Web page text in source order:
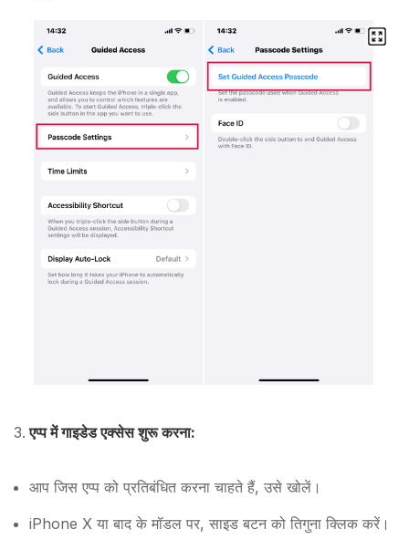
एप्प में गाइडेड एक्सेस शुरू करना:
आप जिस एप्प को प्रतिबंधित करना चाहते हैं, उसे खोलें।
iPhone X या बाद के मॉडल पर, साइड बटन को तिगुना क्लिक करें।